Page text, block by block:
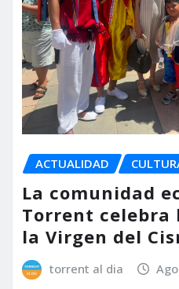
ACTUALIDAD
La comunidad
Torrent celebra
la Virgen del
torrent al dia